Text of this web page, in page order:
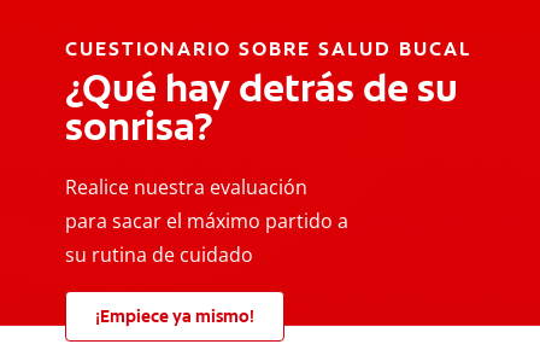
CUESTIONARIO SOBRE SALUD BUCAL
¿Qué hay detrás de su
sonrisa?
Realice nuestra evaluación
para sacar el máximo partido a
su rutina de cuidado
¡Empiece ya mismo!